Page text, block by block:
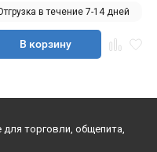
в течение 7-14 дней
В корзину
торговли, общепита,